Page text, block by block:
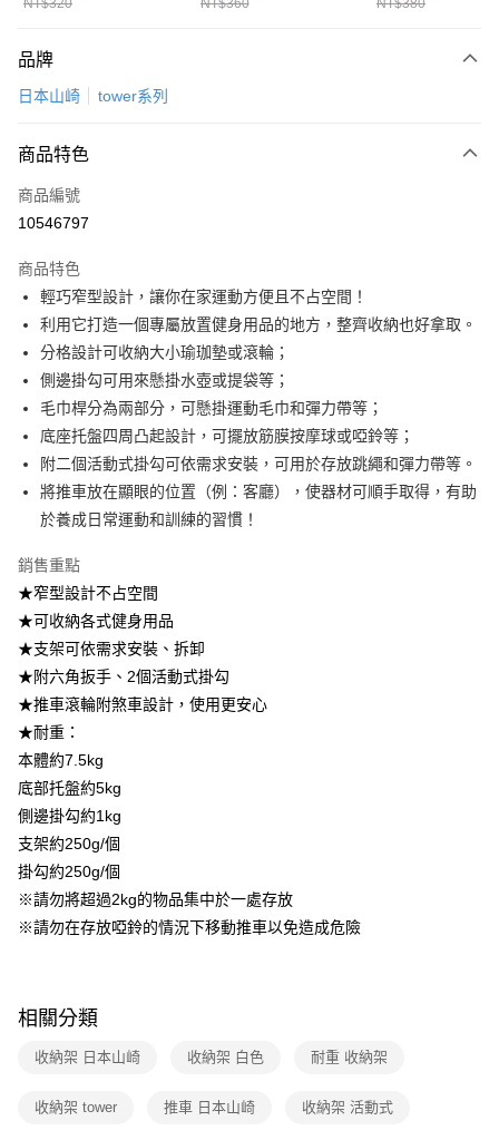
2.付款方式選擇「大哥付你分期」，訂單成立後會自動跳轉到大哥付的交易
成交易。
4.訂單成立30分鐘內，如未前往確認交易或遇審核未通過，訂單將自動取
消。如遇「轉專審核」未通過狀況，表示未達大哥付你分期系統評分，恕無
【繳款方式說明】
1.分期款項不併入電信帳單，「大哥付你分期」於每月結算日後寄送繳費提
2.透過簡訊連結打開帳單後，可選擇「超商條碼／台灣大直營門市／銀行轉
【注意事項】
1.本服務係由「台灣大哥大股份有限公司」（以下簡稱本公司）所提供，讓
用戶於交易時，得透過本服務購買商品或服務，並由商店將買賣／分期付款
買賣價金債權讓與本公司後，依約使用本公司帳單繳交帳款。
2.基於同意付款使用「大哥付你分期」之契約關係目的，商店將以您的個人
由本公司與您本人進行分期帳單所需資料之確認、核對及更正。
3.完整用戶服務條款，請詳閱以下連結：https://oppay.tw/userRule
運送方式
每筆NT$150，滿NT$499(含以上)免運費
米桶/量米用具/任二件8
具/任二件8折
道具/任二件8折
品牌
日本山崎 tower系列
商品特色
商品編號
10546797
商品特色
輕巧窄型設計，讓你在家運動方便且不占空間！
利用它打造一個專屬放置健身用品的地方，整齊收納也好拿取。
分格設計可收納大小瑜珈墊或滾輪；
側邊掛勾可用來懸掛水壺或提袋等；
毛巾桿分為兩部分，可懸掛運動毛巾和彈力帶等；
底座托盤四周凸起設計，可擺放筋膜按摩球或啞鈴等；
附二個活動式掛勾可依需求安裝，可用於存放跳繩和彈力帶等。
將推車放在顯眼的位置（例：客廳），使器材可順手取得，有助
於養成日常運動和訓練的習慣！
銷售重點
★窄型設計不占空間
★可收納各式健身用品
★支架可依需求安裝、拆卸
★附六角扳手、2個活動式掛勾
★推車滾輪附煞車設計，使用更安心
★耐重：
本體約7.5kg
底部托盤約5kg
側邊掛勾約1kg
支架約250g/個
掛勾約250g/個
※請勿將超過2kg的物品集中於一處存放
※請勿在存放啞鈴的情況下移動推車以免造成危險
相關分類
收納架 日本山崎 收納架 白色 耐重 收納架
收納架 tower 推車 日本山崎 收納架 活動式